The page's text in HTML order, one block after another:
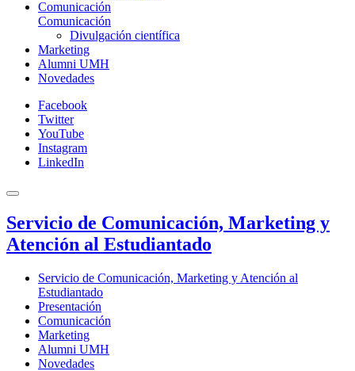
Comunicación
Comunicación
Divulgación científica
Marketing
Alumni UMH
Novedades
Facebook
Twitter
YouTube
Instagram
LinkedIn
Servicio de Comunicación, Marketing y
Atención al Estudiantado
Servicio de Comunicación, Marketing y Atención al
Estudiantado
Presentación
Comunicación
Marketing
Alumni UMH
Novedades